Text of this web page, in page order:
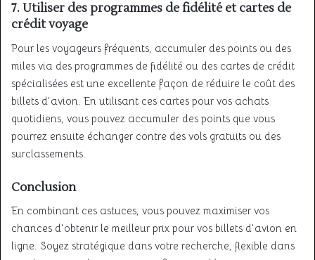
7.Utiliser des programmes de fidélité et cartes de
crédit voyage
Pour les voyageurs fréquents, accumuler des points ou des
miles via des programmes de fidélité ou des cartes de crédit
spécialisées est une excellente façon de réduire le coût des
billets d’avion. En utilisant ces cartes pour vos achats
quotidiens, vous pouvez accumuler des points que vous
pourrez ensuite échanger contre des vols gratuits ou des
surclassements.
Conclusion
En combinant ces astuces, vous pouvez maximiser vos
chances d’obtenir le meilleur prix pour vos billets d’avion en
ligne. Soyez stratégique dans votre recherche, flexible dans